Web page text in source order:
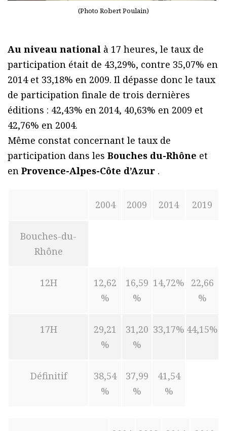
(Photo Robert Poulain)
Au niveau national à 17 heures, le taux de
participation était de 43,29%, contre 35,07% en
2014 et 33,18% en 2009. Il dépasse donc le taux
de participation finale de trois dernières
éditions : 42,43% en 2014, 40,63% en 2009 et
42,76% en 2004.
Même constat concernant le taux de
participation dans les Bouches du-Rhône et
en Provence-Alpes-Côte d’Azur .
2004 2009 2014 2019
Bouches-du-
Rhône
12H
12,62
%
16,59
%
14,72%
22,66
%
17H
29,21
%
31,20
%
33,17% 44,15%
Définitif
38,54
%
37,99
%
41,54
%